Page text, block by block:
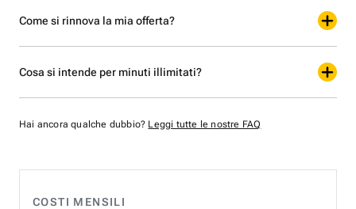
COSTI MENSILI
Come si rinnova la mia offerta?
Cosa si intende per minuti illimitati?
Hai ancora qualche dubbio? Leggi tutte le nostre FAQ